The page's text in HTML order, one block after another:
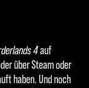
4auf
über Steam oder
haben. Und noch